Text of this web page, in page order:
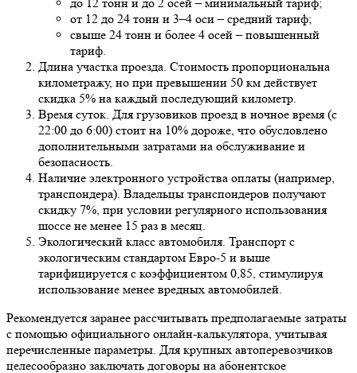
от 12 до 24 тонн и 3–4 оси – средний тариф;
свыше 24 тонн и более 4 осей – повышенный
тариф.
Длина участка проезда. Стоимость пропорциональна
километражу, но при превышении 50 км действует
скидка 5% на каждый последующий километр.
Время суток. Для грузовиков проезд в ночное время (с
22:00 до 6:00) стоит на 10% дороже, что обусловлено
дополнительными затратами на обслуживание и
безопасность.
Наличие электронного устройства оплаты (например,
транспондера). Владельцы транспондеров получают
скидку 7%, при условии регулярного использования
шоссе не менее 15 раз в месяц.
Экологический класс автомобиля. Транспорт с
экологическим стандартом Евро-5 и выше
тарифицируется с коэффициентом 0,85, стимулируя
использование менее вредных автомобилей.
Рекомендуется заранее рассчитывать предполагаемые затраты
с помощью официального онлайн-калькулятора, учитывая
перечисленные параметры. Для крупных автоперевозчиков
целесообразно заключать договоры на абонентское